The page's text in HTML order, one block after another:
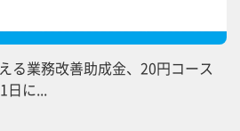
る業務改善助成金、20円コース
に...